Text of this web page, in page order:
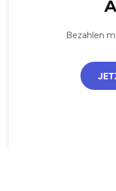
Bezahlen